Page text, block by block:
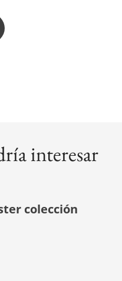
interesar
colección